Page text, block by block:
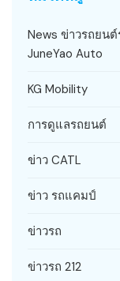
News ข่าวรถยน
JuneYao Auto
KG Mobility
การดูแลรถยนต์
ข่าว CATL
ข่าว รถแคมป์
ข่าวรถ
ข่าวรถ 212